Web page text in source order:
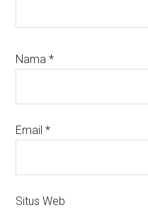
Nama*
Email*
Situs Web